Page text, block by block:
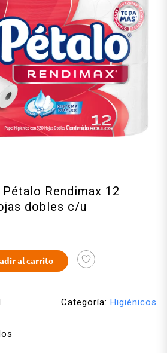
Rendimax 12
dobles c/u
al carrito
Categoría: Higiénicos